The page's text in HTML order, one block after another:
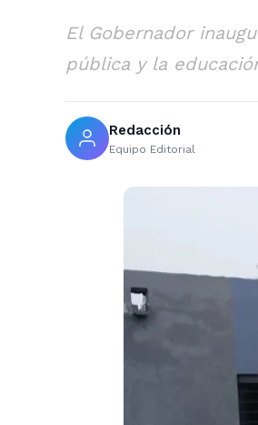
El Gobernador
pública y la
Redacción
Equipo Editorial